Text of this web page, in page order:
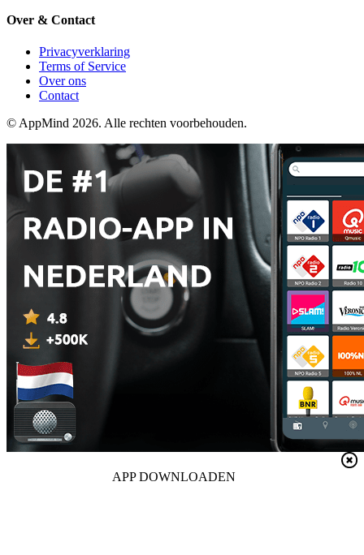
Over & Contact
Privacyverklaring
Terms of Service
Over ons
Contact
© AppMind 2026. Alle rechten voorbehouden.
APP DOWNLOADEN